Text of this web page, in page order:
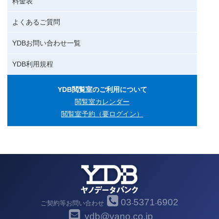
よくあるご質問
YDBお問い合わせ一覧
YDB利用規程
YDB閲覧室のご利用について
閲覧室カレンダー
閲覧室予約（要ログイン）
ご契約等お問い合わせ 03-5371-6902
ydb@yano.co.jp